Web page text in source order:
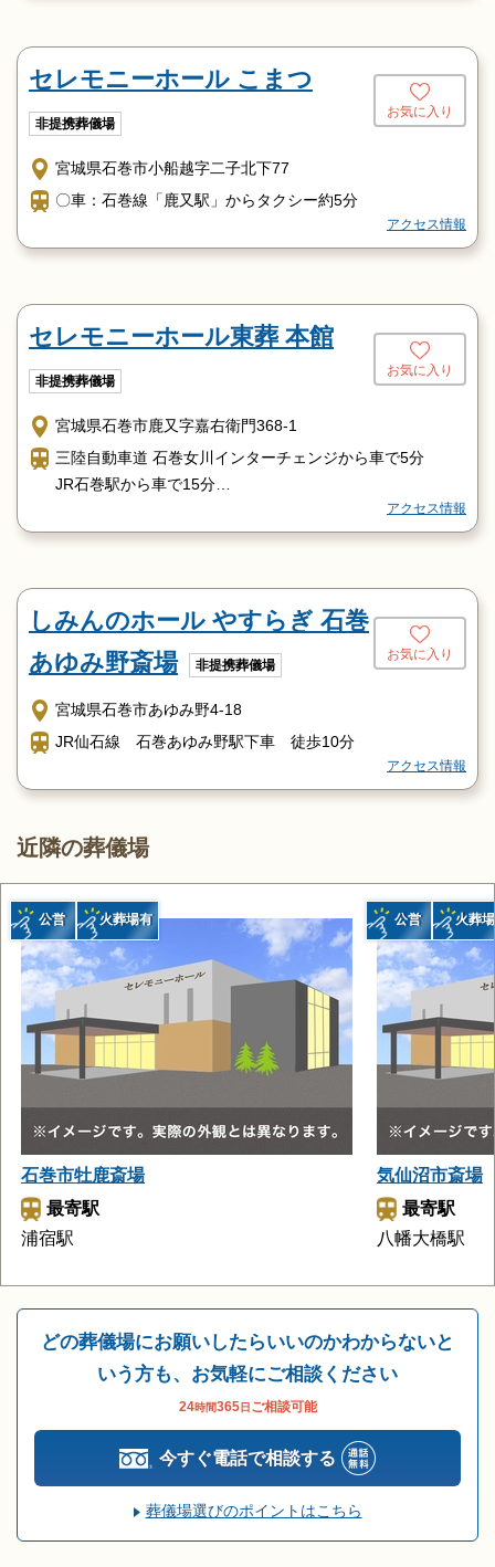
セレモニーホール こまつ
非提携葬儀場
お気に入り
宮城県石巻市小船越字二子北下77
〇車：石巻線「鹿又駅」からタクシー約5分
アクセス情報
セレモニーホール東葬 本館
非提携葬儀場
お気に入り
宮城県石巻市鹿又字嘉右衛門368-1
三陸自動車道 石巻女川インターチェンジから車で5分
JR石巻駅から車で15分
曽波神駅から徒歩5分
アクセス情報
しみんのホール やすらぎ 石巻
あゆみ野斎場
非提携葬儀場
お気に入り
宮城県石巻市あゆみ野4-18
JR仙石線 石巻あゆみ野駅下車 徒歩10分
アクセス情報
近隣の葬儀場
石巻市牡鹿斎場
最寄駅
浦宿駅
公営 火葬場有
気仙沼市斎場
最寄駅
八幡大橋駅
公営 火葬
どの葬儀場にお願いしたらいいのかわからないと
いう方も、お気軽にご相談ください
24時間365日 ご相談可能
今すぐ電話で相談する
葬儀場選びのポイントはこちら